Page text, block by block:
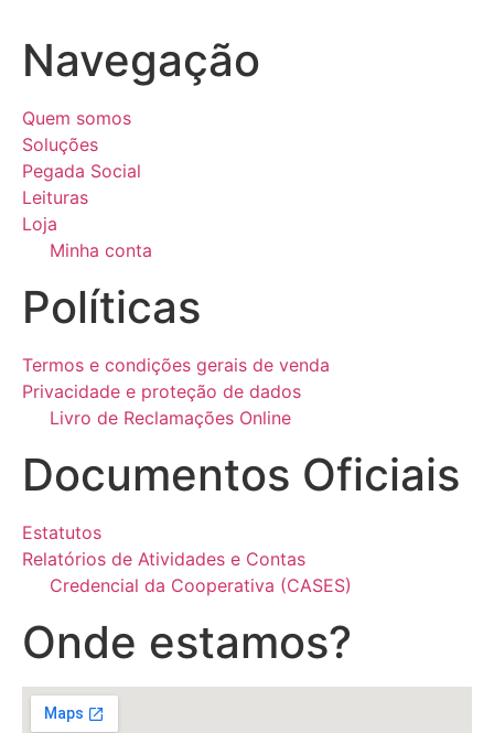
Navegação
Quem somos
Soluções
Pegada Social
Leituras
Loja
Minha conta
Políticas
Termos e condições gerais de venda
Privacidade e proteção de dados
Livro de Reclamações Online
Documentos Oficiais
Estatutos
Relatórios de Atividades e Contas
Credencial da Cooperativa (CASES)
Onde estamos?